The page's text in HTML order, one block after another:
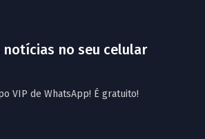
notícias no seu celular
VIP de WhatsApp! É gratuito!